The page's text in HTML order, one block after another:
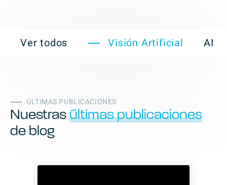
Ver todos Visión Artificial AI
ÚLTIMAS PUBLICACIONES
Nuestras últimas publicaciones
de blog